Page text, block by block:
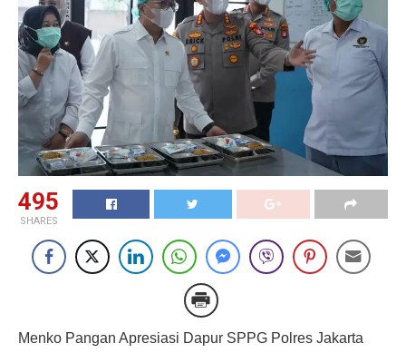
495
SHARES
Menko Pangan Apresiasi Dapur SPPG Polres Jakarta